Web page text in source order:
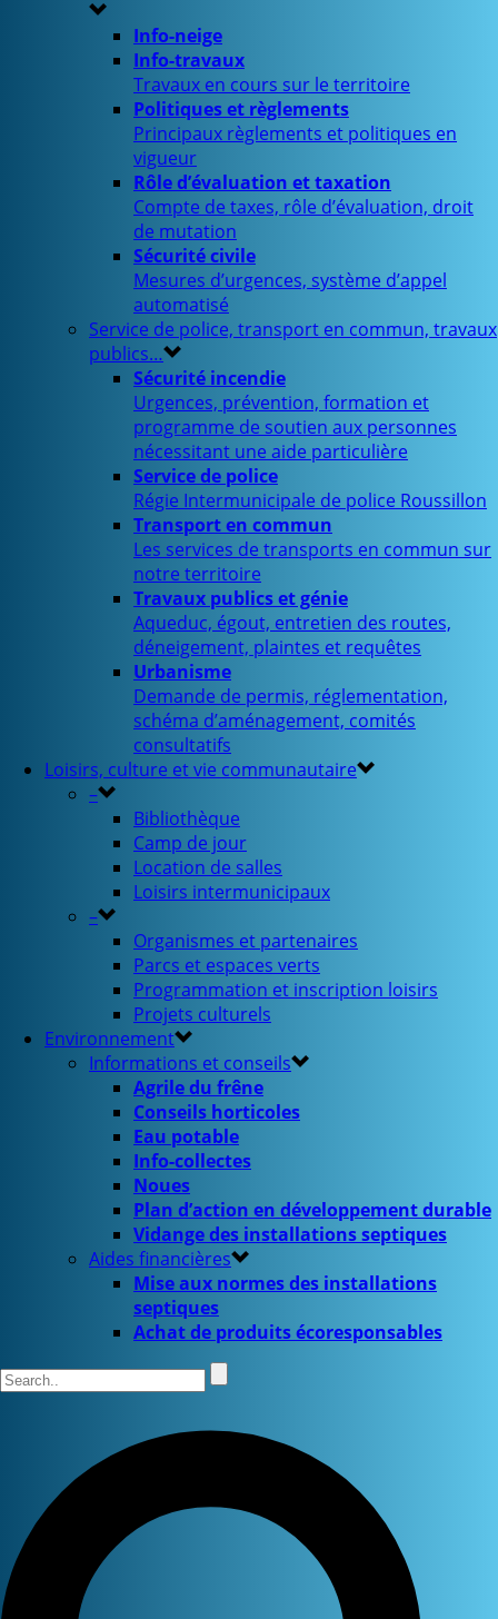
Info-neige
Info-travaux
Travaux en cours sur le territoire
Politiques et règlements
Principaux règlements et politiques en
vigueur
Rôle d’évaluation et taxation
Compte de taxes, rôle d’évaluation, droit
de mutation
Sécurité civile
Mesures d’urgences, système d’appel
automatisé
Service de police, transport en commun, travaux
publics…
Sécurité incendie
Urgences, prévention, formation et
programme de soutien aux personnes
nécessitant une aide particulière
Service de police
Régie Intermunicipale de police Roussillon
Transport en commun
Les services de transports en commun sur
notre territoire
Travaux publics et génie
Aqueduc, égout, entretien des routes,
déneigement, plaintes et requêtes
Urbanisme
Demande de permis, réglementation,
schéma d’aménagement, comités
consultatifs
Loisirs, culture et vie communautaire
–
Bibliothèque
Camp de jour
Location de salles
Loisirs intermunicipaux
–
Organismes et partenaires
Parcs et espaces verts
Programmation et inscription loisirs
Projets culturels
Environnement
Informations et conseils
Agrile du frêne
Conseils horticoles
Eau potable
Info-collectes
Noues
Plan d’action en développement durable
Vidange des installations septiques
Aides financières
Mise aux normes des installations
septiques
Achat de produits écoresponsables